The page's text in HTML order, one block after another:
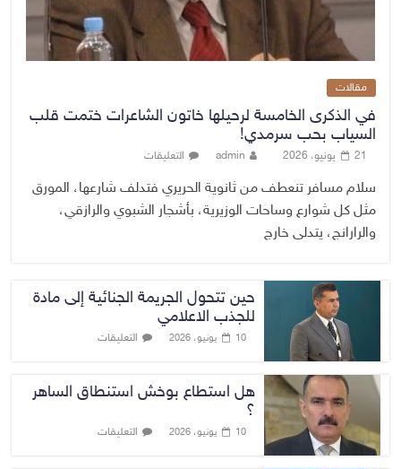
مقالات
في الذكرى الخامسة لرحيلها خاتون الشاعرات ختمت قلب
السياب بحب سرمدي!
21 يونيو، 2026 admin التعليقات
سلام مسافر تنعطف من ثانوية الحريري فتدلف شارعها، المورق
مثل كل شوارع وساحات الوزيرية، بأشجار الشبوي والرازقي،
والرارانج، يتدلى خارج
حين تتحول الجريمة الجنائية إلى مادة
للجذب الاعلامي
10 يونيو، 2026 التعليقات
هل استطاع بوخش استنطاق الساهر
؟
10 يونيو، 2026 التعليقات